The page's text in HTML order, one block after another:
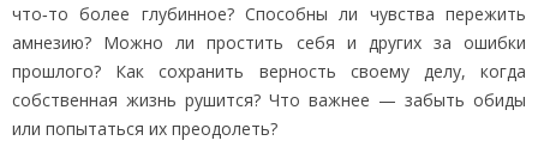
что‑то более глубинное? Способны ли чувства пережить
амнезию? Можно ли простить себя и других за ошибки
прошлого? Как сохранить верность своему делу, когда
собственная жизнь рушится? Что важнее — забыть обиды
или попытаться их преодолеть?